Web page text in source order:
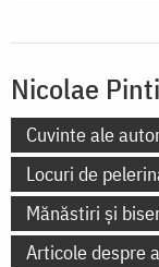
Nicolae
Cuvinte ale
Locuri de
Mănăstiri și
Articole despre